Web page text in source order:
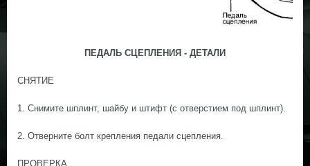
ПЕДАЛЬ СЦЕПЛЕНИЯ - ДЕТАЛИ
СНЯТИЕ
1. Снимите шплинт, шайбу и штифт (с отверстием под шплинт).
2. Отверните болт крепления педали сцепления.
ПРОВЕРКА